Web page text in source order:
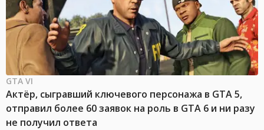
GTA VI
Актёр, сыгравший ключевого персонажа в GTA 5,
отправил более 60 заявок на роль в GTA 6 и ни разу
не получил ответа